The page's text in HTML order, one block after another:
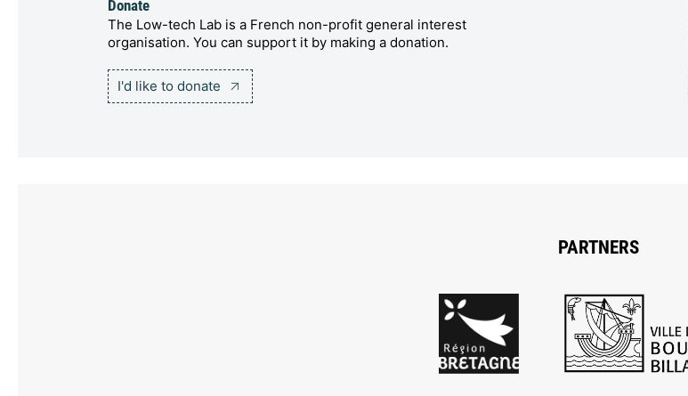
Donate
The Low-tech Lab is a French non-profit general interest
organisation. You can support it by making a donation.
I'd like to donate
PARTNERS